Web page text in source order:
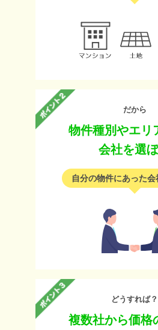
だから
物件種別やエリ
会社を選
自分の物件にあった会
どうすれば？
複数社から価格